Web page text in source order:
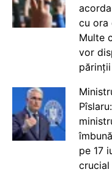
cu ora
Multe
vor
părinții
pe 17
crucial